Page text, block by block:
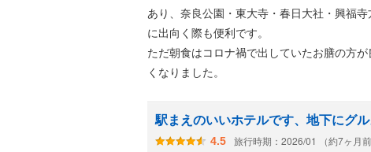
あり、奈良公園・東大寺・春日大社・興福
に出向く際も便利です。
ただ朝食はコロナ禍で出していたお膳の方
くなりました。
駅まえのいいホテルです、地下にグ
4.5
旅行時期：2026/01 （約7ヶ月前